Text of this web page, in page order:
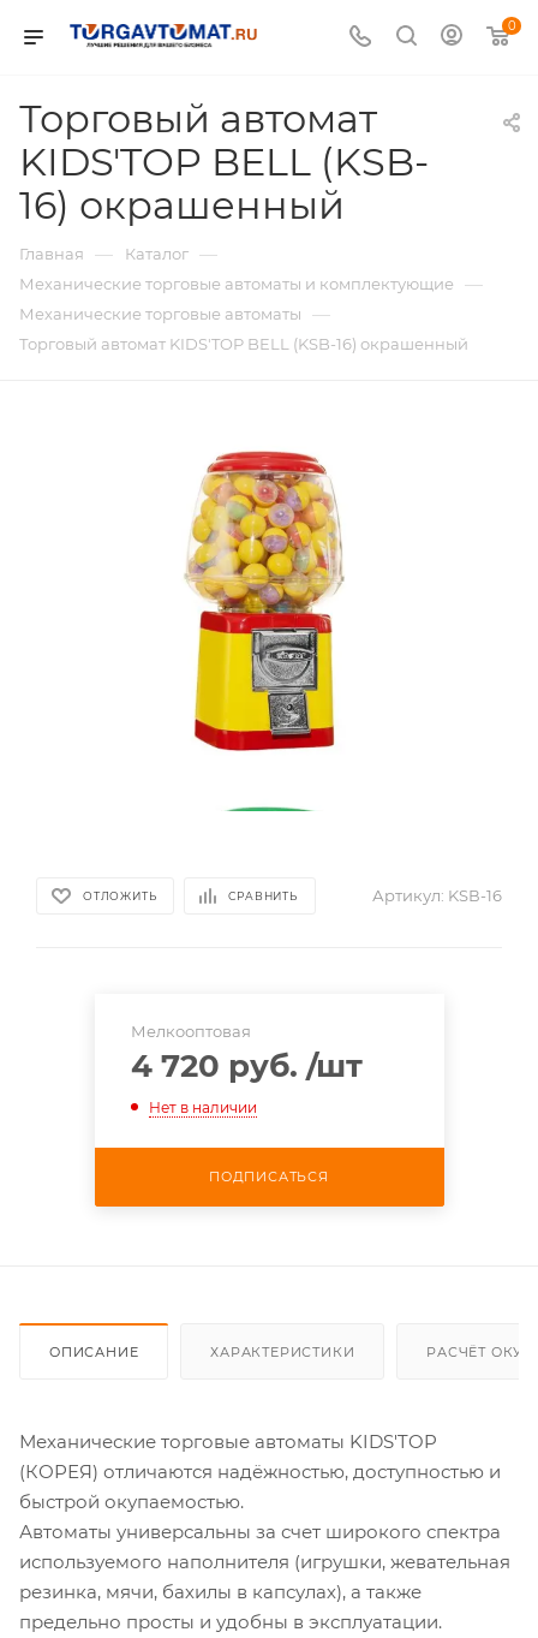
0
Торговый автомат
KIDS'TOP BELL (KSB-
16) окрашенный
Главная — Каталог —
Механические торговые автоматы и комплектующие —
Механические торговые автоматы —
Торговый автомат KIDS'TOP BELL (KSB-16) окрашенный
ОТЛОЖИТЬ СРАВНИТЬ Артикул: KSВ-16
Мелкооптовая
4 720 руб. /шт
Нет в наличии
ПОДПИСАТЬСЯ
ОПИСАНИЕ ХАРАКТЕРИСТИКИ РАСЧЁТ
Механические торговые автоматы KIDS'TOP
(КОРЕЯ) отличаются надёжностью, доступностью и
быстрой окупаемостью.
Автоматы универсальны за счет широкого спектра
используемого наполнителя (игрушки, жевательная
резинка, мячи, бахилы в капсулах), а также
предельно просты и удобны в эксплуатации.